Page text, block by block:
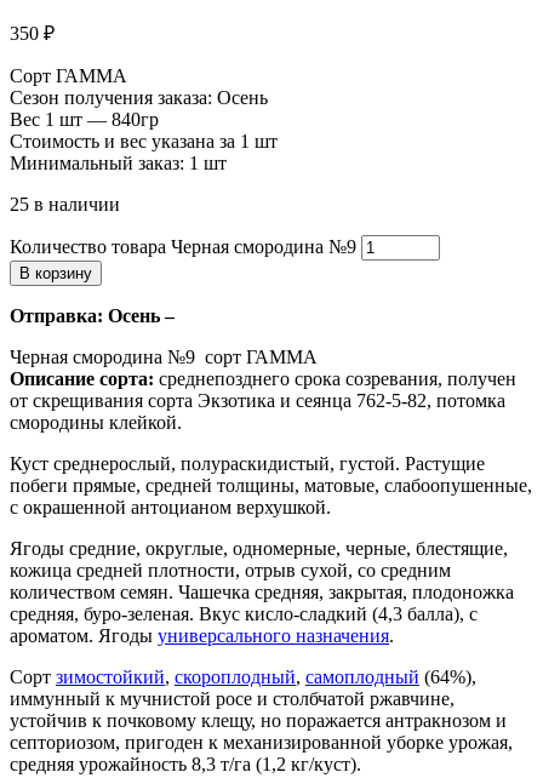
350 ₽
Сорт ГАММА
Сезон получения заказа: Осень
Вес 1 шт — 840гр
Стоимость и вес указана за 1 шт
Минимальный заказ: 1 шт
25 в наличии
Количество товара Черная смородина №9
В корзину
Отправка: Осень –
Черная смородина №9 сорт ГАММА
Описание сорта: среднепозднего срока созревания, получен
от скрещивания сорта Экзотика и сеянца 762-5-82, потомка
смородины клейкой.
Куст среднерослый, полураскидистый, густой. Растущие
побеги прямые, средней толщины, матовые, слабоопушенные,
с окрашенной антоцианом верхушкой.
Ягоды средние, округлые, одномерные, черные, блестящие,
кожица средней плотности, отрыв сухой, со средним
количеством семян. Чашечка средняя, закрытая, плодоножка
средняя, буро-зеленая. Вкус кисло-сладкий (4,3 балла), с
ароматом. Ягоды универсального назначения.
Сорт зимостойкий, скороплодный, самоплодный (64%),
иммунный к мучнистой росе и столбчатой ржавчине,
устойчив к почковому клещу, но поражается антракнозом и
септориозом, пригоден к механизированной уборке урожая,
средняя урожайность 8,3 т/га (1,2 кг/куст).